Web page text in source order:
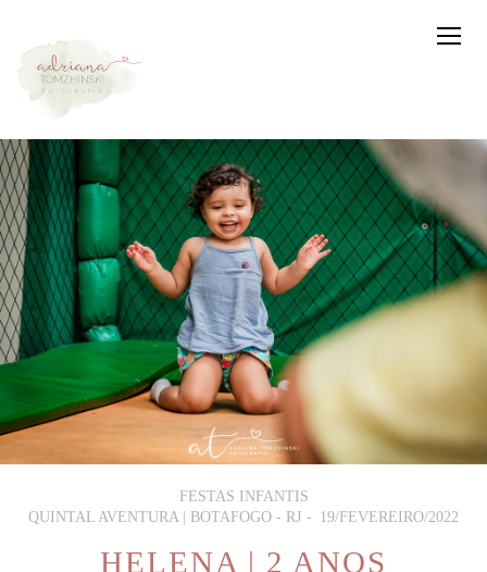
FESTAS INFANTIS
QUINTAL AVENTURA | BOTAFOGO - RJ
19/FEVEREIRO/2022
HELENA | 2 ANOS